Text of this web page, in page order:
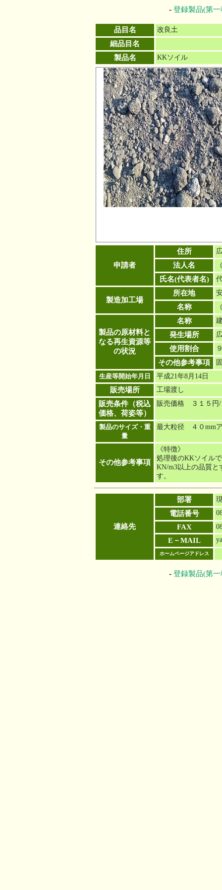
- 登録製品(第
品目名 改良土
細品目名
製品名
KKソイル
申請者
住所
法人名
氏名(代表者名)
製造加工場
所在地
名称
製品の原材料と
なる再生資源等
の状況
名称
発生場所
使用割合
その他参考事項
生産等開始年月日
平成21年8月14日
販売場所 工場渡し
販売条件（税込
価格、荷姿等）
販売価格 ３１５円
製品のサイズ・重
量
最大粒径 ４０mm
その他参考事項
《特徴》
処理後のKKソイル
KN/m3以上の品質と
す。
連絡先
部署
電話番号
FAX
E－MAIL
ホームページアドレス
- 登録製品(第